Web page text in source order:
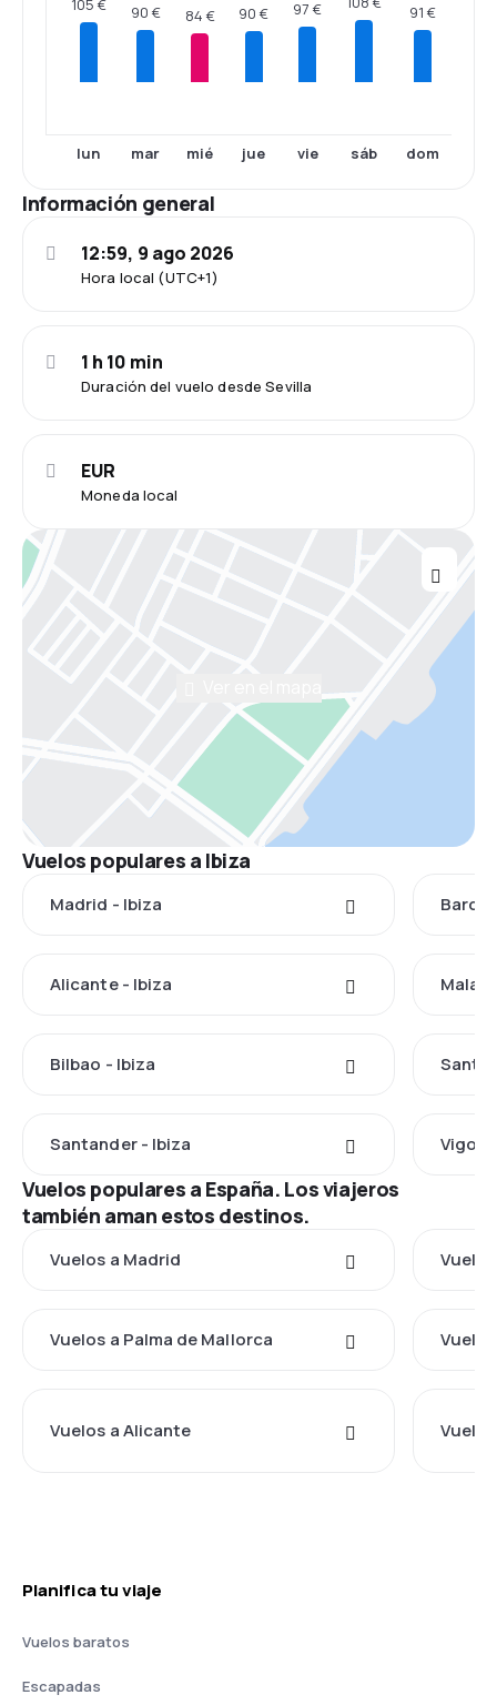
lun
90 €
mar
84 €
mié
90 €
jue
97 €
vie sáb
91 €
dom
Información general
Hora local (UTC+1)
12:59, 9 ago 2026
Duración del vuelo desde Sevilla
1 h 10 min
Moneda local
EUR
Vuelos populares a Ibiza
Madrid - Ibiza
Alicante - Ibiza
Bilbao - Ibiza
Santander - Ibiza Vigo -
Vuelos populares a España. Los viajeros
también aman estos destinos.
Vuelos a Madrid
Vuelos a Palma de Mallorca
Vuelos a Alicante
Planifica tu viaje
Vuelos baratos
Escapadas